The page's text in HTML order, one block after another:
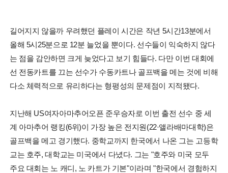
길어지지 않을까 우려했던 플레이 시간은 작년 5시간13분에서
올해 5시25분으로 12분 늘었을 뿐이다. 선수들이 익숙하지 않다
는 점을 감안하면 크게 늦었다고 보기 힘들다. 다만 이번 대회에
선 전동카트를 끄는 선수가 수동카트나 골프백을 메는 것에 비해
다소 체력적으로 유리하다는 형평성의 문제점이 지적됐다.
지난해 US여자아마추어오픈 준우승자로 이번 출전 선수 중 세
계 아마추어 랭킹(6위)이 가장 높은 전지원(22·앨라배마대학)은
골프백을 메고 경기했다. 중학교까지 한국에서 나온 그는 고등학
교는 호주, 대학교는 미국에서 다녔다. 그는 "호주와 미국 모두
주요 대회는 노 캐디, 노 카트가 기본"이라며 "한국에서 경험하지